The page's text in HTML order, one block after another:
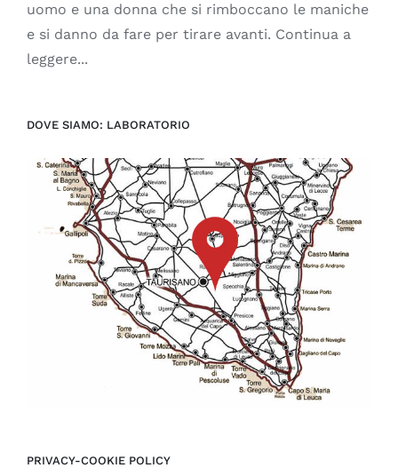
uomo e una donna che si rimboccano le maniche
e si danno da fare per tirare avanti. Continua a
leggere...
DOVE SIAMO: LABORATORIO
PRIVACY-COOKIE POLICY